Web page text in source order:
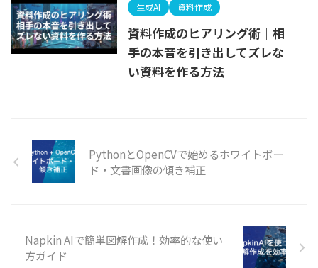
生成AI 資料作成
資料作成のヒアリング術｜相
手の本音を引き出してズレな
い資料を作る方法
PythonとOpenCVで始めるホワイトボー
ド・文書画像の傾き補正
Napkin AIで簡単図解作成！効率的な使い
方ガイド